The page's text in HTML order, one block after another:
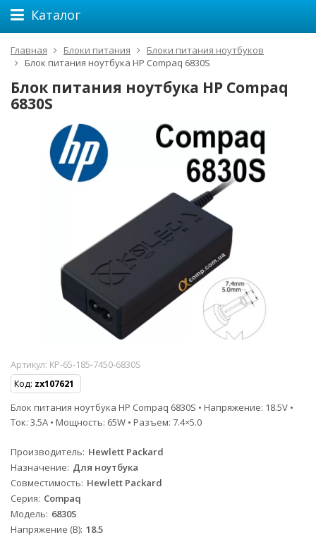
Каталог
Главная Блоки питания
Блоки питания ноутбуков
Блок питания ноутбука HP Compaq 6830S
Блок питания ноутбука HP Compaq
6830S
Артикул: KP-65-185-7450-6830S
Код: zx107621
Блок питания ноутбука HP Compaq 6830S • Напряжение: 18.5V •
Ток: 3.5A • Мощность: 65W • Разъем: 7.4×5.0
Производитель Hewlett Packard
Назначение Для ноутбука
Совместимость Hewlett Packard
Серия Compaq
Модель 6830S
Напряжение (В) 18.5